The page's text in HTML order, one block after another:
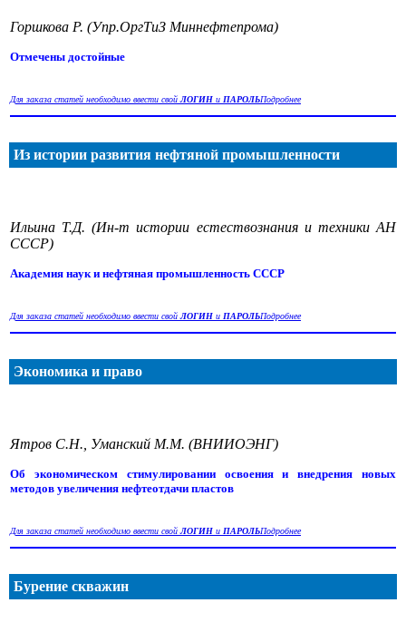
Горшкова Р. (Упр.ОргТиЗ Миннефтепрома)
Отмечены достойные
Для заказа статей необходимо ввести свойЛОГИН и ПАРОЛЬПодробнее
Из истории развития нефтяной промышленности
Ильина Т.Д. (Ин-т истории естествознания и техники АН
СССР)
Академия наук и нефтяная промышленность СССР
Для заказа статей необходимо ввести свойЛОГИН и ПАРОЛЬПодробнее
Экономика и право
Ятров С.Н., Уманский М.М. (ВНИИОЭНГ)
Об экономическом стимулировании освоения и внедрения новых
методов увеличения нефтеотдачи пластов
Для заказа статей необходимо ввести свойЛОГИН и ПАРОЛЬПодробнее
Бурение скважин